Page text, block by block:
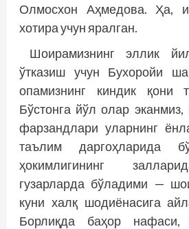
Олмосхон Аҳмедова. Ҳа,
хотира учун яралган.
Шоирамизнинг эллик
ўтказиш учун Бухоройи
опамизнинг киндик қони
Бўстонга йўл олар
фарзандлари уларнинг
таълим даргоҳларида
ҳокимлигининг
гузарларда бўладими —
куни халқ шодиёнасига
Борлиқда баҳор нафаси,